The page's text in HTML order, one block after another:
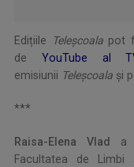
Edițiile Teleșcoalapot fi
de YouTube al
emisiunii Teleșcoala şi
***
Raisa-Elena Vlad
a
Facultatea de